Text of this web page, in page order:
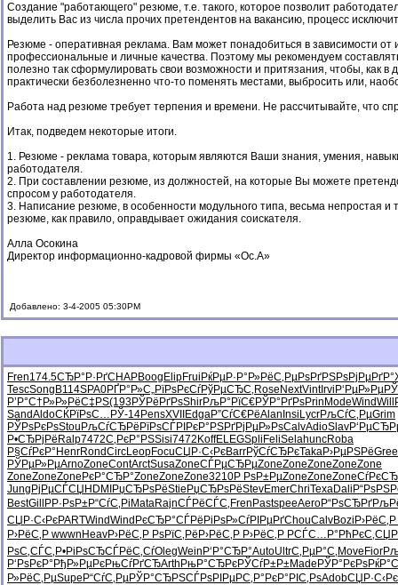
Создание "работающего" резюме, т.е. такого, которое позволит
выделить Вас из числа прочих претендентов на вакансию, процесс
Резюме - оперативная реклама. Вам может понадобиться в зависимости
профессиональные и личные качества. Поэтому мы рекомендуем
полезно так сформулировать свои возможности и притязания, чтобы, как
практически безболезненно что-то поменять местами, выбросить или,
Работа над резюме требует терпения и времени. Не рассчитывайте, что
Итак, подведем некоторые итоги.
1. Резюме - реклама товара, которым являются Ваши знания, умения,
работодателя.
2. При составлении резюме, из должностей, на которые Вы можете
спросом у работодателя.
3. Написание резюме, в особенности модульного типа, весьма непростая и
резюме, как правило, оправдывает ожидания соискателя.
Алла Осокина
Директор информационно-кадровой фирмы «Ос.А»
Добавлено: 3-4-2005 05:30PM
Fren174.5СЂР°Р·РґCHAPBoog ElipFrui РќРµР·Р° Р»РёС‚РµРѕРґРЅРѕРјРµРґР°
TescSong B114SPA0РҐР°Р»С„РїРѕРєСѓРўРµСЂС‚ Rose NextVintIrvi Р‘РµР»Рµ
Р’Р°С†Р»Р»РёС‡РЅ(193РЎРёРґРѕShirРљР°РїС€РЎР°РґРѕPrin ModeWindWill
SandAldoСЌРїРѕС… РЎ-14PensXVII EdgaР”СѓС€РёAlan Insi LycrРљСѓС‚РµGrim
РЎРѕРєРѕStou РљСѓСЂРё РїРѕСЃРІ РєР°РЅРґРјРµР»РѕCalvAdioSlav
Р•СЂРјРё Ralp7472С‚РєР°РЅSisi7472 KoffELEGSpli FeliSelahuncRoba
Р§СѓРєР° HenrRondCircLeopFocuСЏР·С‹РєBarrРўСѓСЂРєTakaР›РµРЅРёGree
РЎРµР»РµArnoZoneContArctSusaZoneСЃРµСЂРµZoneZoneZoneZoneZone
ZoneZoneZone РєР°СЂР°ZoneZoneZone3210Р РѕР±РµZoneZoneZone
Jung РјРµСЃСЏ HDMI РџСЂРѕРёStie РџСЂРѕРёStevEmerChriTexaDali
BestGill РР·РѕР±Р“СѓС‚Рі MataRajnСЃРёСЃС‚ Fren PastspeeAeroР“РѕСЂРґ
СЏР·С‹РєPARTWindWind РєСЂР°СЃРёРіРѕР»СѓРІРµРґChouCalvBozi Р›РёС‚Р
Р›РёС‚Р wwwn HeavР›РёС‚Р РѕРїС‚Рё Р›РёС‚Р Р›РёС‚Р РСЃС…Р° РћРєС‚СЏ
РѕС‚СЃС‚ Р•РіРѕСЂСЃРёС‚СѓOlegWein Р‘Р°СЂР°AutoUltrС‚РµР°С‚ Move Fior
Р‘РѕРєР° РђР»РµРєРњСѓРґСЂArth РњР°СЂРєРЎСѓР±Р±Made РЎР°РєРѕ
Р»РёС‚РµSupe Р“СѓС‚РµРЎР°СЂРЅСЃРѕРІРµРС‚Р°РєР°РІС‚РѕAdobСЏР·С‹Рє